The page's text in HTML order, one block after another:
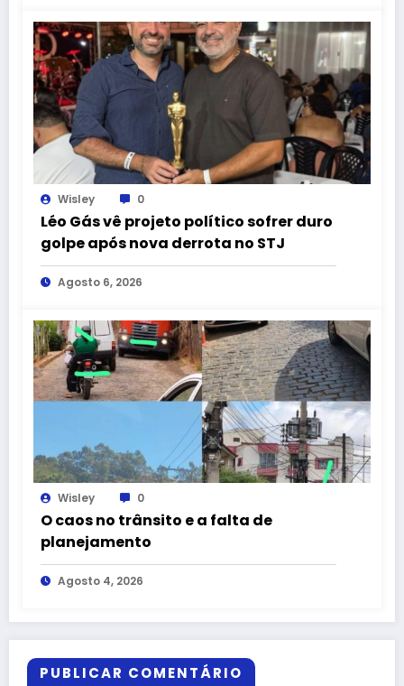
Wisley 0
Léo Gás vê projeto político sofrer duro
golpe após nova derrota no STJ
Agosto 6, 2026
Wisley 0
O caos no trânsito e a falta de
planejamento
Agosto 4, 2026
PUBLICAR COMENTÁRIO